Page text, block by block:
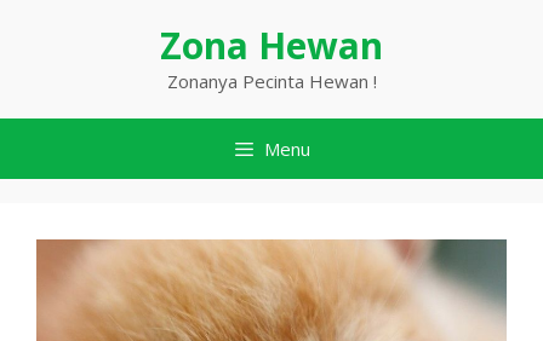
Zona Hewan
Zonanya Pecinta Hewan !
Menu